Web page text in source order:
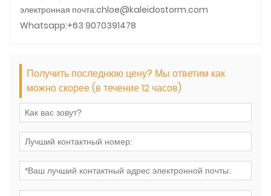
электронная почта:chloe@kaleidostorm.com
Whatsapp:+63 9070391478
Получить последнюю цену? Мы ответим как
можно скорее (в течение 12 часов)